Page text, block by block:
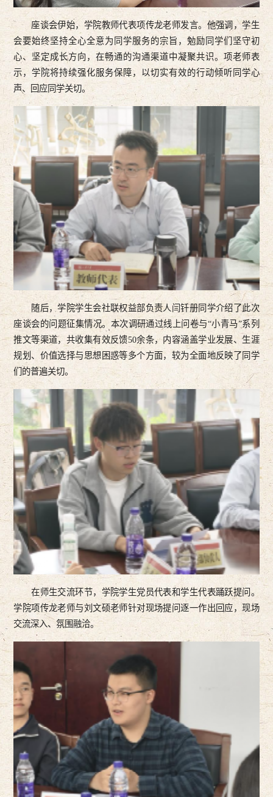
座谈会伊始，学院教师代表项传龙老师发言。他强调，学生
会要始终坚持全心全意为同学服务的宗旨，勉励同学们坚守初
心、坚定成长方向，在畅通的沟通渠道中凝聚共识。项老师表
示，学院将持续强化服务保障，以切实有效的行动倾听同学心
声、回应同学关切。
随后，学院学生会社联权益部负责人闫钎册同学介绍了此次
座谈会的问题征集情况。本次调研通过线上问卷与“小青马”系列
推文等渠道，共收集有效反馈50余条，内容涵盖学业发展、生涯
规划、价值选择与思想困惑等多个方面，较为全面地反映了同学
们的普遍关切。
在师生交流环节，学院学生党员代表和学生代表踊跃提问。
学院项传龙老师与刘文硕老师针对现场提问逐一作出回应，现场
交流深入、氛围融洽。